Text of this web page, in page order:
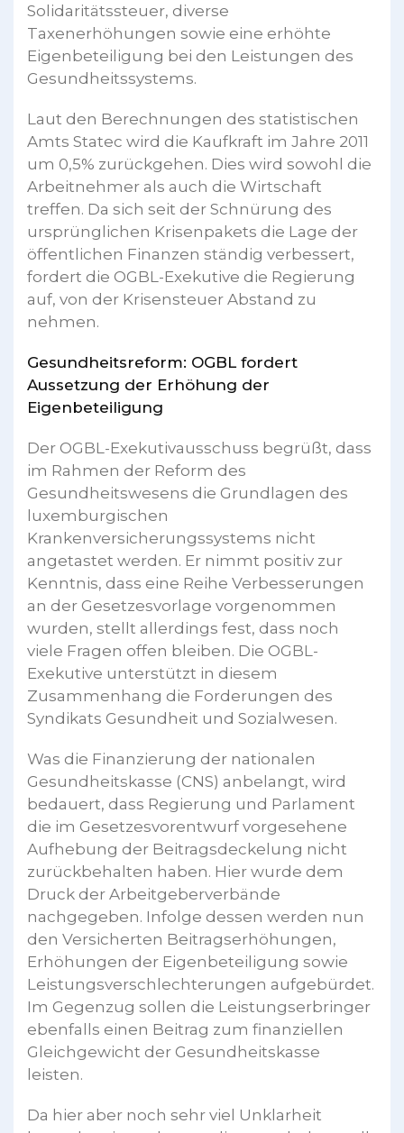
Solidaritätssteuer, diverse
Taxenerhöhungen sowie eine erhöhte
Eigenbeteiligung bei den Leistungen des
Gesundheitssystems.
Laut den Berechnungen des statistischen
Amts Statec wird die Kaufkraft im Jahre 2011
um 0,5% zurückgehen. Dies wird sowohl die
Arbeitnehmer als auch die Wirtschaft
treffen. Da sich seit der Schnürung des
ursprünglichen Krisenpakets die Lage der
öffentlichen Finanzen ständig verbessert,
fordert die OGBL-Exekutive die Regierung
auf, von der Krisensteuer Abstand zu
nehmen.
Gesundheitsreform: OGBL fordert
Aussetzung der Erhöhung der
Eigenbeteiligung
Der OGBL-Exekutivausschuss begrüßt, dass
im Rahmen der Reform des
Gesundheitswesens die Grundlagen des
luxemburgischen
Krankenversicherungssystems nicht
angetastet werden. Er nimmt positiv zur
Kenntnis, dass eine Reihe Verbesserungen
an der Gesetzesvorlage vorgenommen
wurden, stellt allerdings fest, dass noch
viele Fragen offen bleiben. Die OGBL-
Exekutive unterstützt in diesem
Zusammenhang die Forderungen des
Syndikats Gesundheit und Sozialwesen.
Was die Finanzierung der nationalen
Gesundheitskasse (CNS) anbelangt, wird
bedauert, dass Regierung und Parlament
die im Gesetzesvorentwurf vorgesehene
Aufhebung der Beitragsdeckelung nicht
zurückbehalten haben. Hier wurde dem
Druck der Arbeitgeberverbände
nachgegeben. Infolge dessen werden nun
den Versicherten Beitragserhöhungen,
Erhöhungen der Eigenbeteiligung sowie
Leistungsverschlechterungen aufgebürdet.
Im Gegenzug sollen die Leistungserbringer
ebenfalls einen Beitrag zum finanziellen
Gleichgewicht der Gesundheitskasse
leisten.
Da hier aber noch sehr viel Unklarheit